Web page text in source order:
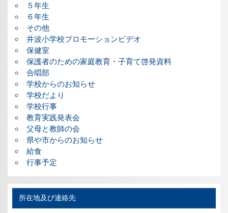
５年生
６年生
その他
井波小学校プロモーションビデオ
保健室
保護者のための家庭教育・子育て啓発資料
合唱部
学校からのお知らせ
学校だより
学校行事
教育実践発表会
父母と教師の会
県や市からのお知らせ
給食
行事予定
所在地及び連絡先